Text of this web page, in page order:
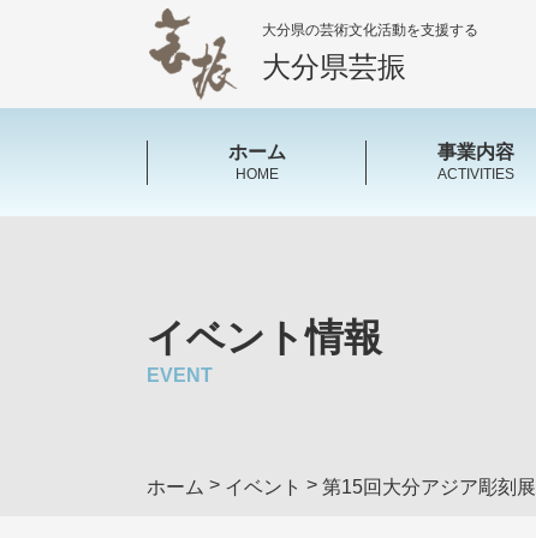
大分県の芸術文化活動を支援する
大分県芸振
ホーム
HOME
事業内容
ACTIVITIES
イベント情報
EVENT
ホーム > イベント > 第15回大分アジア彫刻展